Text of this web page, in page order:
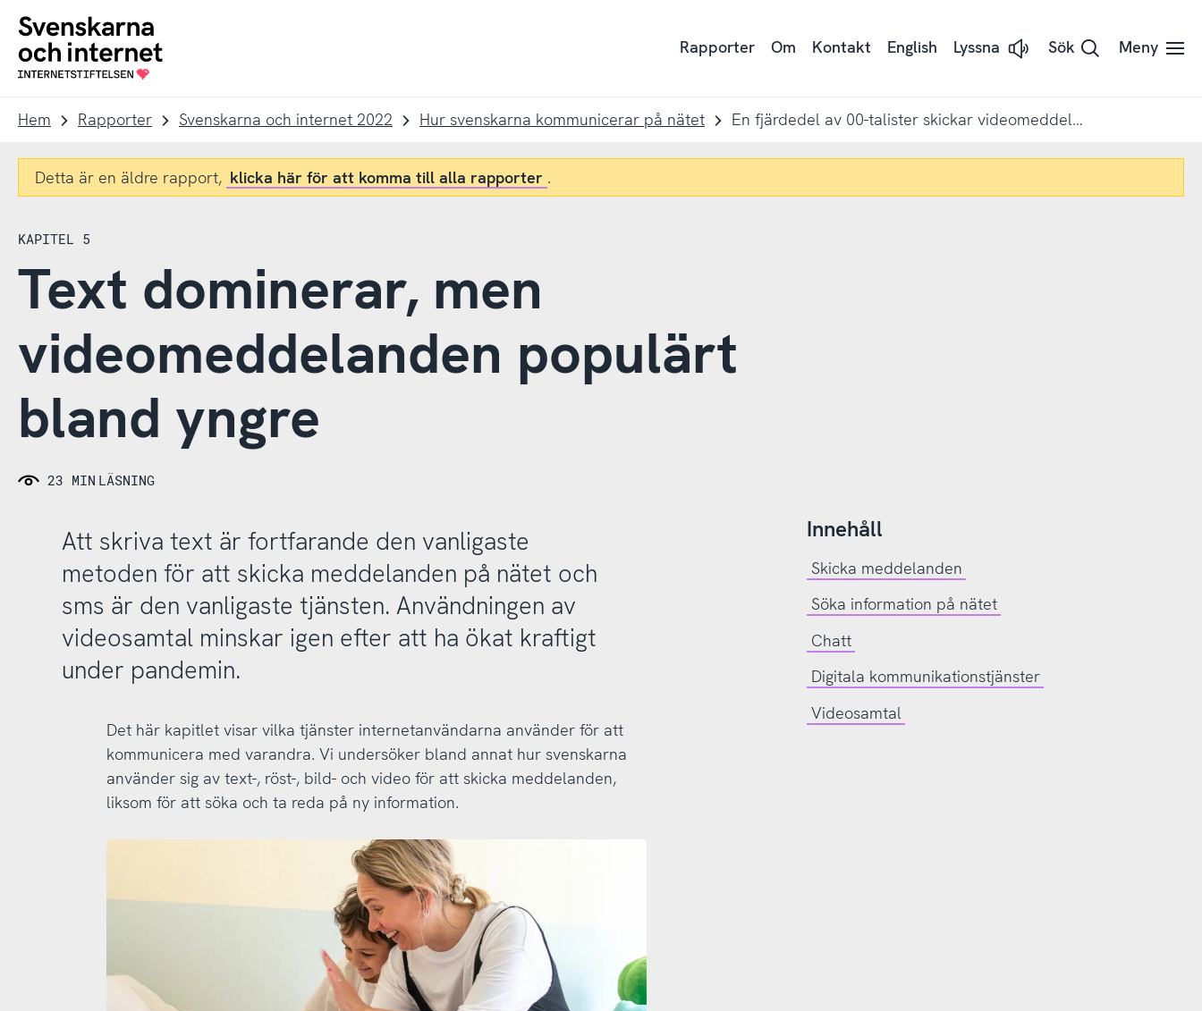
navigation
innehåll
To
startpage
Rapporter Om Kontakt English Lyssna
Lyssna
med
Sök Meny
Hem Rapporter Svenskarna och internet 2022 Hur svenskarna kommunicerar på nätet En fjärdedel av 00-talister skickar videomeddelanden till varandra varje vecka
Detta är en äldre rapport, klicka här för att komma till alla rapporter .
KAPITEL 5
Text dominerar, men
videomeddelanden populärt
bland yngre
23 MIN LÄSNING
Innehåll
Skicka meddelanden
Söka information på nätet
Chatt
Digitala kommunikationstjänster
Videosamtal
Att skriva text är fortfarande den vanligaste
metoden för att skicka meddelanden på nätet och
sms är den vanligaste tjänsten. Användningen av
videosamtal minskar igen efter att ha ökat kraftigt
under pandemin.
Det här kapitlet visar vilka tjänster internetanvändarna använder för att
kommunicera med varandra. Vi undersöker bland annat hur svenskarna
använder sig av text-, röst-, bild- och video för att skicka meddelanden,
liksom för att söka och ta reda på ny information.